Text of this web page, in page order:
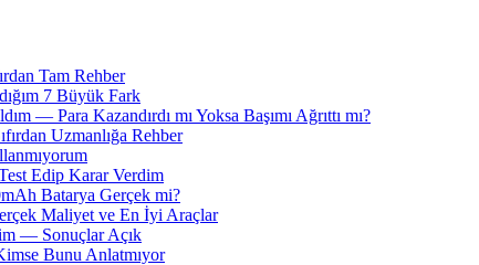
Tam Rehber
7 Büyük Fark
— Para Kazandırdı mı Yoksa Başımı Ağrıttı mı?
Uzmanlığa Rehber
Edip Karar Verdim
Batarya Gerçek mi?
Maliyet ve En İyi Araçlar
— Sonuçlar Açık
Bunu Anlatmıyor